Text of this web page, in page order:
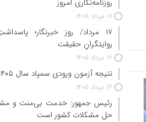
روزنامه‌نگاری امروز
17 مرداد 1405
۱۷ مرداد/ روز خبرنگار؛
روایتگرانِ حقیقت
16 مرداد 1405
نتیجه آزمون ورودی سمپاد سال ۱۴۰۵ اعلام شد
16 مرداد 1405
رئیس جمهور: خدمت بی‌منت و
حل مشکلات کشور است